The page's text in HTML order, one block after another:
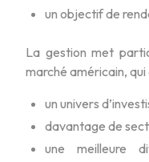
un objectif de
La gestion met
marché américain, qui
un univers
davantage de
une meilleure